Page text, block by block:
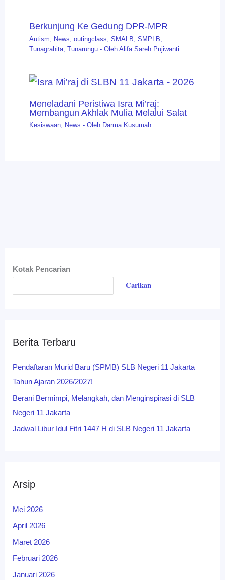
Berkunjung Ke Gedung DPR-MPR
Autism News outingclass SMALB SMPLB
Tunagrahita, Tunarungu- Oleh Alifa Sareh Pujiwanti
Meneladani Peristiwa Isra Mi’raj:
Membangun Akhlak Mulia Melalui Salat
Kesiswaan, News - Oleh Darma Kusumah
Kotak Pencarian
Carikan
Berita Terbaru
Pendaftaran Murid Baru (SPMB) SLB Negeri 11 Jakarta
Tahun Ajaran 2026/2027!
Berani Bermimpi, Melangkah, dan Menginspirasi di SLB
Negeri 11 Jakarta
Jadwal Libur Idul Fitri 1447 H di SLB Negeri 11 Jakarta
Arsip
Mei 2026
April 2026
Maret 2026
Februari 2026
Januari 2026